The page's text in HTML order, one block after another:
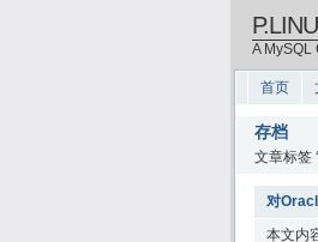
A MySQL
首页
存档
文章标签
对
本文内